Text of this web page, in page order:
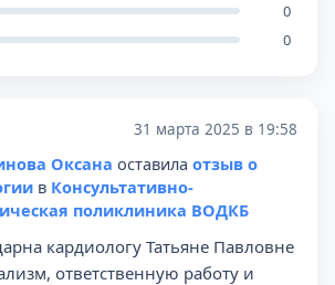
0
0
31 марта 2025 в 19:58
Оксана оставила отзыв о
в Консультативно-
поликлиника ВОДКБ
кардиологу Татьяне Павловне
ответственную работу и